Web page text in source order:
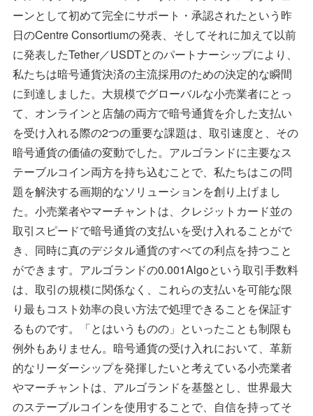
ーンとして初めて完全にサポート・承認されたという昨
日のCentre Consortiumの発表、そしてそれに加えて以前
に発表したTether／USDTとのパートナーシップにより、
私たちは暗号通貨決済の主流採用のための決定的な瞬間
に到達しました。大規模でグローバルな小売業者にとっ
て、オンラインと店舗の両方で暗号通貨を介した支払い
を受け入れる際の2つの重要な課題は、取引速度と、その
暗号通貨の価値の変動でした。アルゴランドに主要なス
テーブルコイン両方を持ち込むことで、私たちはこの問
題を解決する画期的なソリューションを創り上げまし
た。小売業者やマーチャントは、クレジットカード並の
取引スピードで暗号通貨の支払いを受け入れることがで
き、同時に真のデジタル通貨のすべての利点を持つこと
ができます。アルゴランドの0.001Algoという取引手数料
は、取引の規模に関係なく、これらの支払いを可能な限
り最もコスト効率の良い方法で処理できることを保証す
るものです。「とはいうものの」といったことも制限も
例外もありません。暗号通貨の受け入れにおいて、革新
的なリーダーシップを発揮したいと考えている小売業者
やマーチャントは、アルゴランドを基盤とし、世界最大
のステーブルコインを使用することで、自信を持ってそ